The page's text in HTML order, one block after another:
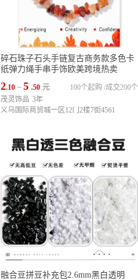
碎石珠子石头手链复古商务款多色卡
纸弹力绳手串手饰欧美跨境热卖
2.10 ~ 5 .50 元 成交200个
100个起购 /
茂灵饰品 3年
义乌国际商贸城一区12门2楼7街4561
融合豆拼豆补充包2.6mm黑白透明